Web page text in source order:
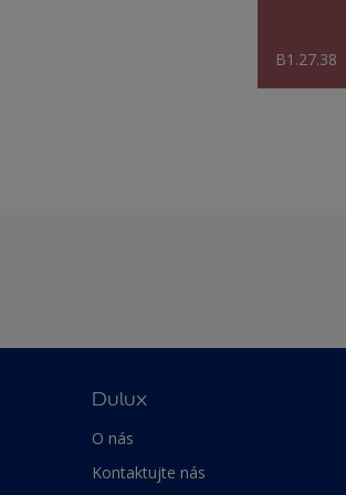
B1.27.38
Dulux
O nás
Kontaktujte nás